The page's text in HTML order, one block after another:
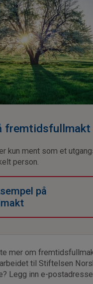
fremtidsfullmakt
kun ment som et
person.
på
mer om
til Stiftelsen
Legg inn e-